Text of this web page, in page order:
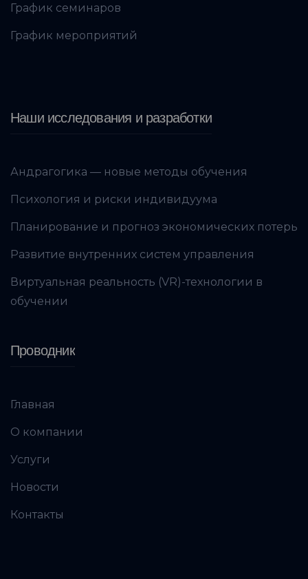
График семинаров
График мероприятий
Наши исследования и разработки
Андрагогика — новые методы обучения
Психология и риски индивидуума
Планирование и прогноз экономических потерь
Развитие внутренних систем управления
Виртуальная реальность (VR)-технологии в
обучении
Проводник
Главная
О компании
Услуги
Новости
Контакты